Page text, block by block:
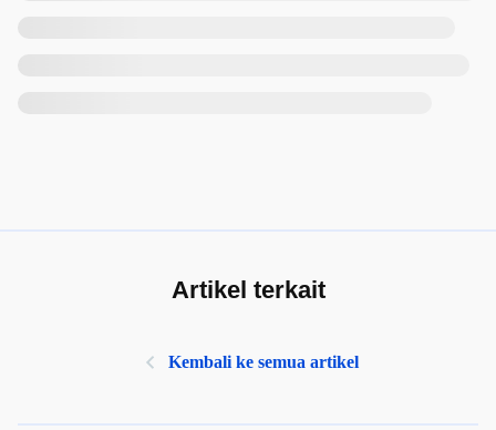
Artikel terkait
Kembali ke semua artikel